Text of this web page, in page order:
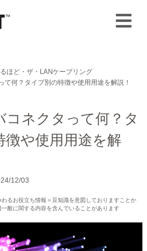
ほど・ザ・LANケーブリング
て何？タイプ別の特徴や使用用途を解説！
コネクタって何？タ
徴や使用用途を解
12/03
るお役立ち情報＝豆知識を意図しておりますことか
般に関する内容を含んでいることがあります